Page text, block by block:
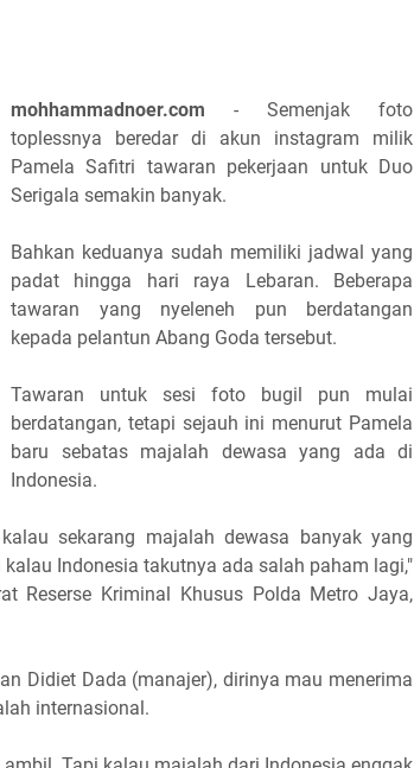
mohhammadnoer.com - Semenjak foto
toplessnya beredar di akun instagram milik
Pamela Safitri tawaran pekerjaan untuk Duo
Serigala semakin banyak.
Bahkan keduanya sudah memiliki jadwal yang
padat hingga hari raya Lebaran. Beberapa
tawaran yang nyeleneh pun berdatangan
kepada pelantun Abang Goda tersebut.
Tawaran untuk sesi foto bugil pun mulai
berdatangan, tetapi sejauh ini menurut Pamela
baru sebatas majalah dewasa yang ada di
Indonesia.
sekarang majalah dewasa banyak yang
Indonesia takutnya ada salah paham lagi,"
Reserse Kriminal Khusus Polda Metro Jaya,
Didiet Dada (manajer), dirinya mau menerima
internasional.